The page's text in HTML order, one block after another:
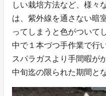
しい栽培方法など、様々
は、紫外線を通さない暗
ってしまうと色がついて
中で１本づつ手作業で行
スパラガスより手間暇が
中旬迄の限られた期間と